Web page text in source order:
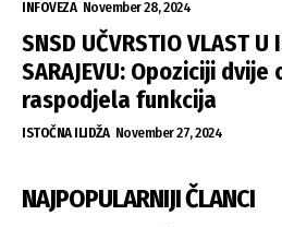
INFOVEZA November 28, 2024
SNSD UČVRSTIO VLAST U
SARAJEVU: Opoziciji
raspodjela funkcija
ISTOČNA ILIDŽA November 27, 2024
NAJPOPULARNIJI ČLANCI